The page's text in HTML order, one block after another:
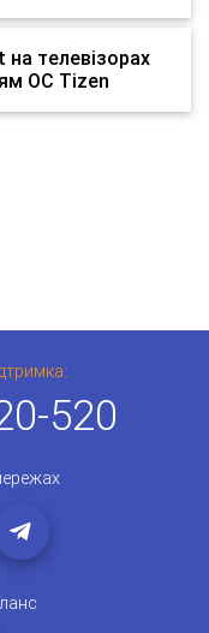
телевізорах
ОС Tizen
520